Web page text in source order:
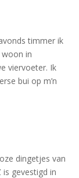
timmer ik
in
viervoeter. Ik
bui op m’n
dingetjes van
gevestigd in